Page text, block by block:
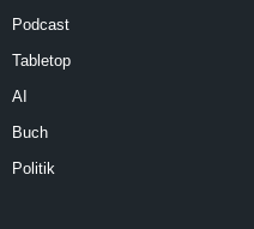
Podcast
Tabletop
AI
Buch
Politik